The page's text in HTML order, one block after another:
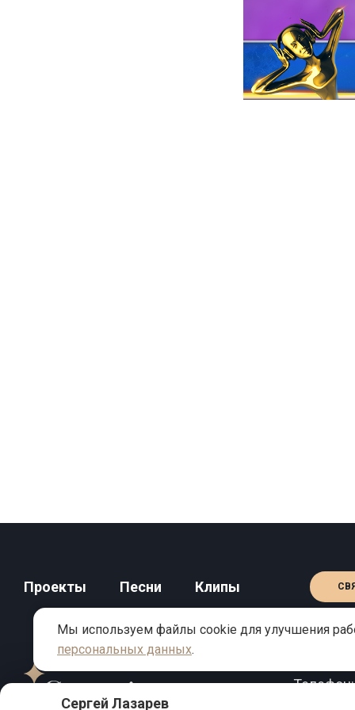
Сергей Лазарев
Проекты Песни Клипы
Мы используем файлы cookie для улучшения
персональных данных.